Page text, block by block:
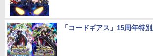
「コードギアス」15周年特